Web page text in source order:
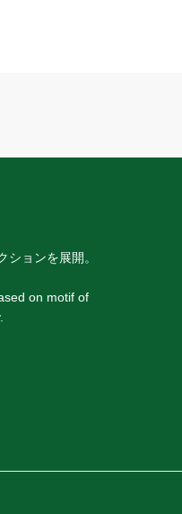
ョンを展開。
on motif of